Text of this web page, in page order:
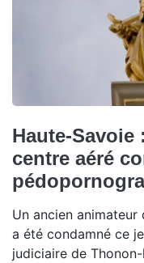
Haute-Savoie
centre aéré
Un ancien
a été condamné ce
judiciaire de Thonon-